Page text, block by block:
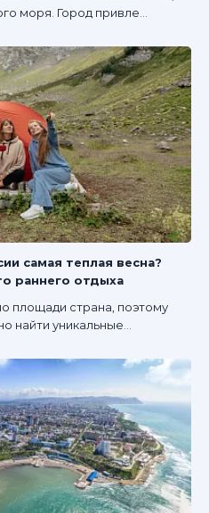
моря. Город привле...
самая теплая весна?
раннего отдыха
площади страна, поэтому
найти уникальные...